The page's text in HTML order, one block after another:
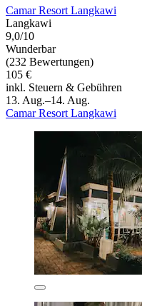
Camar Resort Langkawi
Langkawi
9,0/10
Wunderbar
(232 Bewertungen)
105 €
inkl. Steuern & Gebühren
13. Aug.–14. Aug.
Camar Resort Langkawi